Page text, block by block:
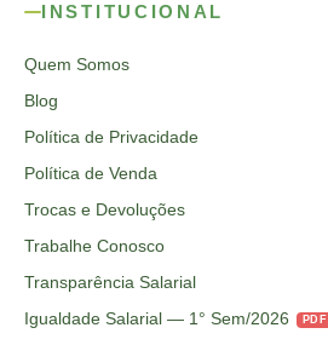
INSTITUCIONAL
Quem Somos
Blog
Política de Privacidade
Política de Venda
Trocas e Devoluções
Trabalhe Conosco
Transparência Salarial
Igualdade Salarial — 1° Sem/2026
PDF